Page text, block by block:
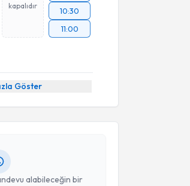
kapalıdır
10:30
11:00
Göster
alabileceğin bir